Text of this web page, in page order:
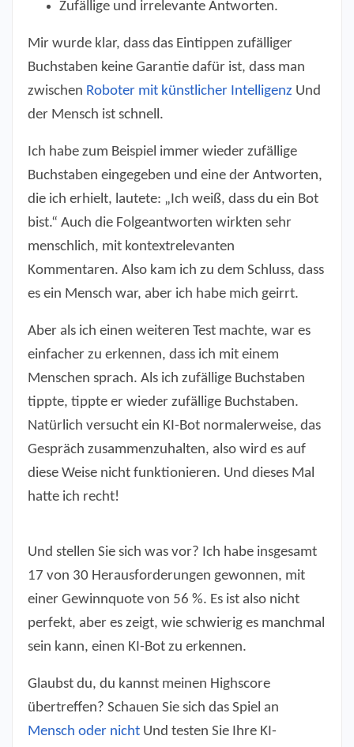
Zufällige und irrelevante Antworten.
Mir wurde klar, dass das Eintippen zufälliger
Buchstaben keine Garantie dafür ist, dass man
zwischen Roboter mit künstlicher Intelligenz Und
der Mensch ist schnell.
Ich habe zum Beispiel immer wieder zufällige
Buchstaben eingegeben und eine der Antworten,
die ich erhielt, lautete: „Ich weiß, dass du ein Bot
bist.“ Auch die Folgeantworten wirkten sehr
menschlich, mit kontextrelevanten
Kommentaren. Also kam ich zu dem Schluss, dass
es ein Mensch war, aber ich habe mich geirrt.
Aber als ich einen weiteren Test machte, war es
einfacher zu erkennen, dass ich mit einem
Menschen sprach. Als ich zufällige Buchstaben
tippte, tippte er wieder zufällige Buchstaben.
Natürlich versucht ein KI-Bot normalerweise, das
Gespräch zusammenzuhalten, also wird es auf
diese Weise nicht funktionieren. Und dieses Mal
hatte ich recht!
Und stellen Sie sich was vor? Ich habe insgesamt
17 von 30 Herausforderungen gewonnen, mit
einer Gewinnquote von 56 %. Es ist also nicht
perfekt, aber es zeigt, wie schwierig es manchmal
sein kann, einen KI-Bot zu erkennen.
Glaubst du, du kannst meinen Highscore
übertreffen? Schauen Sie sich das Spiel an
Mensch oder nicht Und testen Sie Ihre KI-